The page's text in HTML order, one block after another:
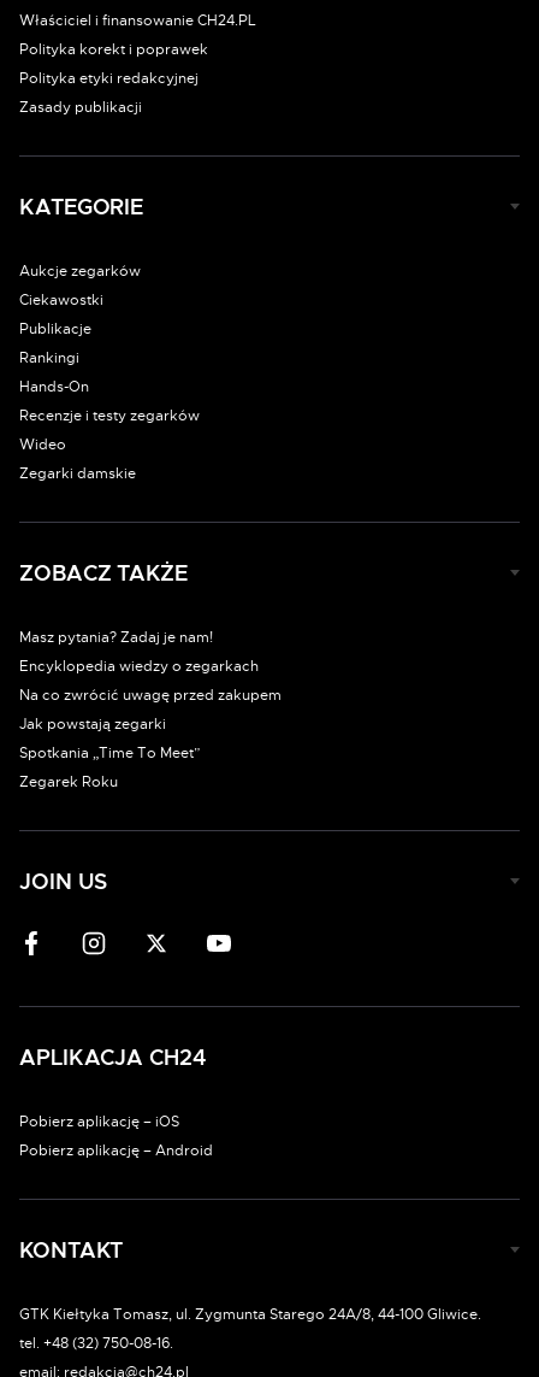
Właściciel i finansowanie CH24.PL
Polityka korekt i poprawek
Polityka etyki redakcyjnej
Zasady publikacji
KATEGORIE
Aukcje zegarków
Ciekawostki
Publikacje
Rankingi
Hands-On
Recenzje i testy zegarków
Wideo
Zegarki damskie
ZOBACZ TAKŻE
Masz pytania? Zadaj je nam!
Encyklopedia wiedzy o zegarkach
Na co zwrócić uwagę przed zakupem
Jak powstają zegarki
Spotkania „Time To Meet”
Zegarek Roku
JOIN US
APLIKACJA CH24
Pobierz aplikację – iOS
Pobierz aplikację – Android
KONTAKT
GTK Kiełtyka Tomasz, ul. Zygmunta Starego 24A/8, 44-100 Gliwice.
tel. +48 (32) 750-08-16.
email: redakcja@ch24.pl